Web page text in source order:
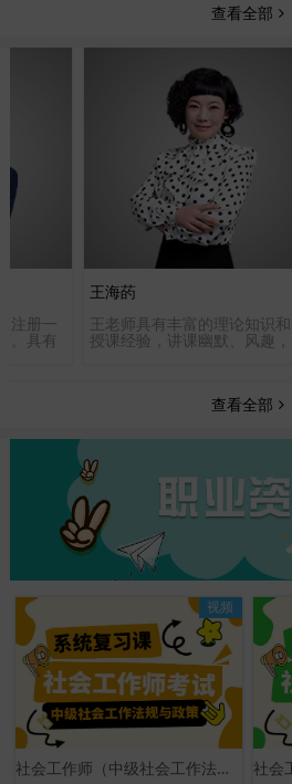
查看全部
注册一
。具有
为新一
王海菂
王老师具有丰富的理论知识和
授课经验，讲课幽默、风趣，
管理专业、会计职称部分课程
纳，备课颇具特色，能为学员
提高学习效率，起到事半功倍
的效果，深受学员欢迎！
查看全部
社会工作师（中级社会工作法规与政策）系统复习课
视频